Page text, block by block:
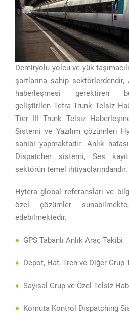
Demiryolu yolcu ve yük
şartlarına sahip
haberleşmesi
geliştirilen Tetra Trunk Telsiz
Tier III Trunk Telsiz
Sistemi ve Yazılım çözümleri
sahibi yapmaktadır. Anlık
Dispatcher sistemi, Ses
sektörün temel ihtiyaçlarındandır.
Hytera global referansları ve
özel çözümler
edebilmektedir.
♦ GPS Tabanlı Anlık Araç Takibi
♦ Depot, Hat, Tren ve Diğer
♦ Sayısal Grup ve Özel Telsiz
♦ Komuta Kontrol Dispatching